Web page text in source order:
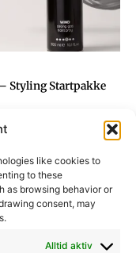
like cookies to
to these
as browsing behavior or
consent, may
Alltid aktiv
Styling Startpakke